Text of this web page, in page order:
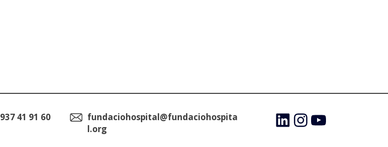
937 41 91 60
fundaciohospital@fundaciohospita
l.org
LinkedInInstagram
YouTube